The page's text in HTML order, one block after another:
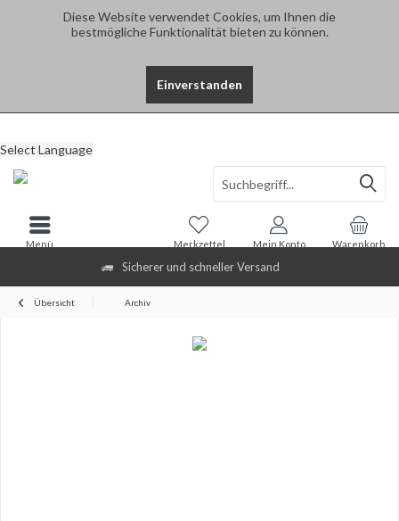
Diese Website verwendet Cookies, um Ihnen die
bestmögliche Funktionalität bieten zu können.
Einverstanden
Sicherer und schneller Versand
Select Language
Warenkorb
Merkzettel Mein Konto
Menü
Übersicht Archiv